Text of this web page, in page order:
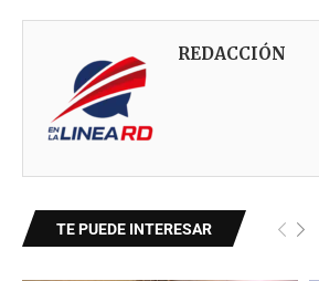
REDACCIÓN
TE PUEDE INTERESAR